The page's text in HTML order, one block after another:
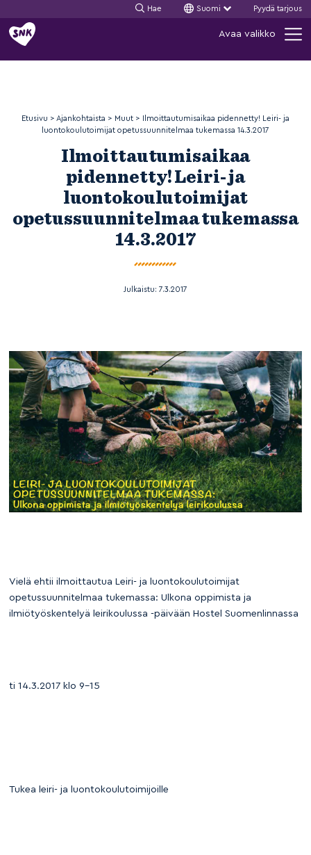
Siirry
sisältöön
Hae Suomi Pyydä tarjous
Avaa valikko
Etusivu > Ajankohtaista > Muut >
Ilmoittautumisaikaa pidennetty! Leiri- ja
luontokoulutoimijat opetussuunnitelmaa tukemassa 14.3.2017
Ilmoittautumisaikaa
pidennetty! Leiri- ja
luontokoulutoimijat
opetussuunnitelmaa tukemassa
14.3.2017
Julkaistu: 7.3.2017
Vielä ehtii ilmoittautua Leiri- ja luontokoulutoimijat
opetussuunnitelmaa tukemassa: Ulkona oppimista ja
ilmiötyöskentelyä leirikoulussa -päivään Hostel Suomenlinnassa
ti 14.3.2017 klo 9–15
Tukea leiri- ja luontokoulutoimijoille